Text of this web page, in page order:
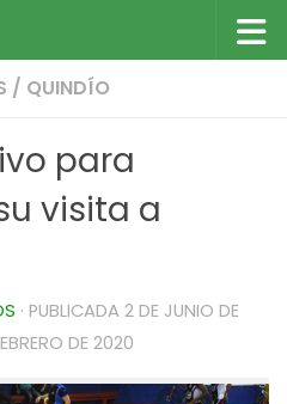
/ QUINDÍO
para
visita a
· PUBLICADA 2 DE JUNIO DE
DE 2020